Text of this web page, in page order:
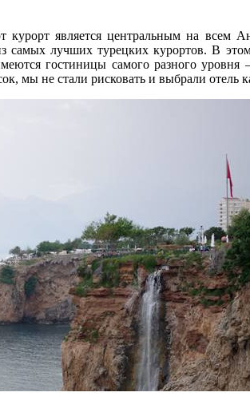
является центральным на всем
лучших турецких курортов. В
гостиницы самого разного
мы не стали рисковать и выбрали